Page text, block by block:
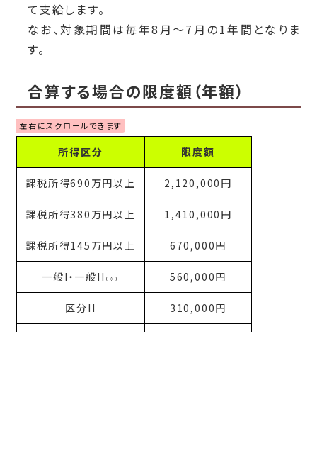
て支給します。
なお、対象期間は毎年8月～7月の1年間となりま
す。
合算する場合の限度額（年額）
所得区分 限度額
課税所得690万円以上 2,120,000円
課税所得380万円以上 1,410,000円
課税所得145万円以上 670,000円
一般I・一般II （ ※） 560,000円
区分II 310,000円